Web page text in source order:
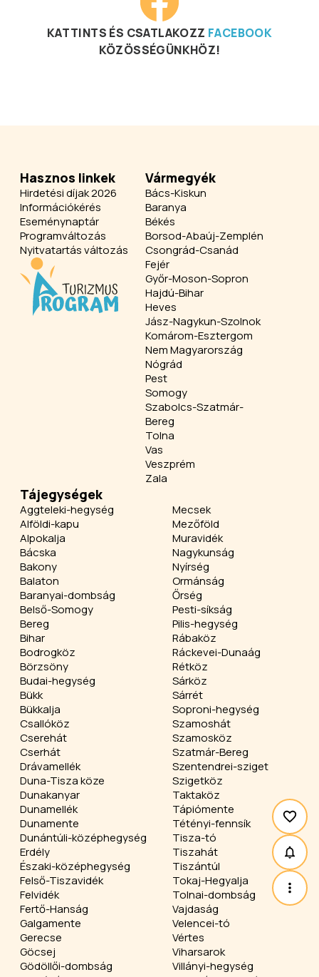
KATTINTS ÉS CSATLAKOZZ FACEBOOK
KÖZÖSSÉGÜNKHÖZ!
Hasznos linkek
Hirdetési díjak 2026
Információkérés
Eseménynaptár
Programváltozás
Nyitvatartás változás
Vármegyék
Bács-Kiskun
Baranya
Békés
Borsod-Abaúj-Zemplén
Csongrád-Csanád
Fejér
Győr-Moson-Sopron
Hajdú-Bihar
Heves
Jász-Nagykun-Szolnok
Komárom-Esztergom
Nem Magyarország
Nógrád
Pest
Somogy
Szabolcs-Szatmár-
Bereg
Tolna
Vas
Veszprém
Zala
Tájegységek
Aggteleki-hegység
Alföldi-kapu
Alpokalja
Bácska
Bakony
Balaton
Baranyai-dombság
Belső-Somogy
Bereg
Bihar
Bodrogköz
Börzsöny
Budai-hegység
Bükk
Bükkalja
Csallóköz
Cserehát
Cserhát
Drávamellék
Duna-Tisza köze
Dunakanyar
Dunamellék
Dunamente
Dunántúli-középhegység
Erdély
Északi-középhegység
Felső-Tiszavidék
Felvidék
Fertő-Hanság
Galgamente
Gerecse
Göcsej
Gödöllői-dombság
Mecsek
Mezőföld
Muravidék
Nagykunság
Nyírség
Ormánság
Őrség
Pesti-síkság
Pilis-hegység
Rábaköz
Ráckevei-Dunaág
Rétköz
Sárköz
Sárrét
Soproni-hegység
Szamoshát
Szamosköz
Szatmár-Bereg
Szentendrei-sziget
Szigetköz
Taktaköz
Tápiómente
Tétényi-fennsík
Tisza-tó
Tiszahát
Tiszántúl
Tokaj-Hegyalja
Tolnai-dombság
Vajdaság
Velencei-tó
Vértes
Viharsarok
Villányi-hegység